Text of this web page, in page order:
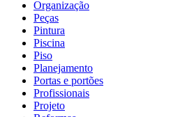
Organização
Peças
Pintura
Piscina
Piso
Planejamento
Portas e portões
Profissionais
Projeto